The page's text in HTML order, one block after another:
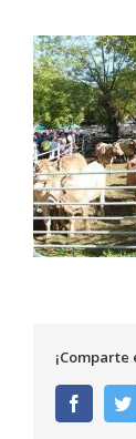
¡Comparte